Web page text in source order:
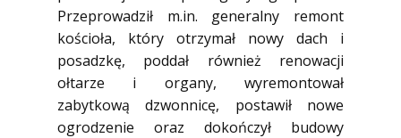
Przeprowadził m.in. generalny remont
kościoła, który otrzymał nowy dach i
posadzkę, poddał również renowacji
ołtarze i organy, wyremontował
zabytkową dzwonnicę, postawił nowe
ogrodzenie oraz dokończył budowy